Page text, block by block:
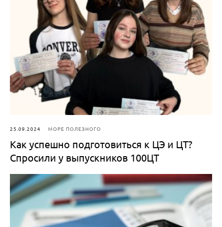
25.09.2024 МОРЕ ПОЛЕЗНОГО
Как успешно подготовиться к ЦЭ и ЦТ?
Спросили у выпускников 100ЦТ